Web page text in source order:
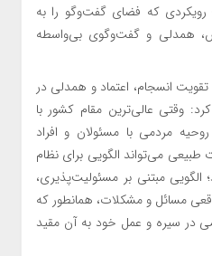
رویکردی که فضای گفت‌وگو را به
همدلی و گفت‌وگوی بی‌واسطه
انسجام، اعتماد و همدلی در
وقتی عالی‌ترین مقام کشور با
مردمی با مسئولان و افراد
می‌تواند الگویی برای نظام
الگویی مبتنی بر مسئولیت‌پذیری،
مسائل و مشکلات، همانطور که
در سیره و عمل خود به آن مقید